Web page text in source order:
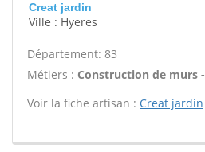
Creat jardin
Ville : Hyeres
Département: 83
Métiers : Construction de murs -
Voir la fiche artisan : Creat jardin